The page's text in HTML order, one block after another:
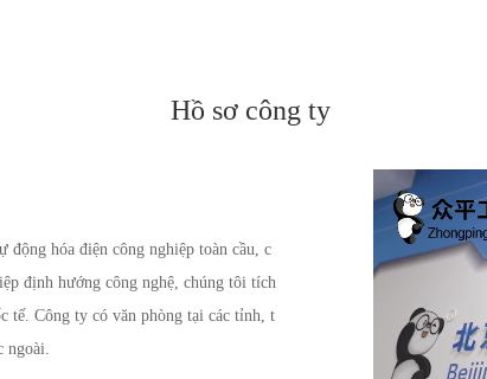
Hồ sơ công ty
hóa điện công nghiệp toàn cầu, c
định hướng công nghệ, chúng tôi tích
tế. Công ty có văn phòng tại các tỉnh, t